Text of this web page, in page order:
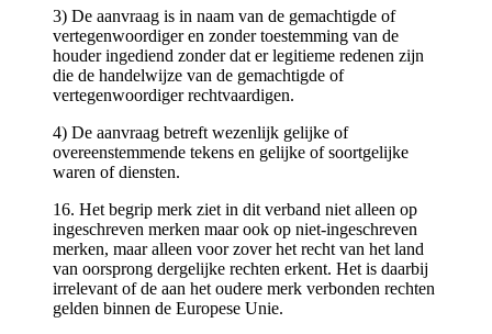
3) De aanvraag is in naam van de gemachtigde of
vertegenwoordiger en zonder toestemming van de
houder ingediend zonder dat er legitieme redenen zijn
die de handelwijze van de gemachtigde of
vertegenwoordiger rechtvaardigen.
4) De aanvraag betreft wezenlijk gelijke of
overeenstemmende tekens en gelijke of soortgelijke
waren of diensten.
16. Het begrip merk ziet in dit verband niet alleen op
ingeschreven merken maar ook op niet-ingeschreven
merken, maar alleen voor zover het recht van het land
van oorsprong dergelijke rechten erkent. Het is daarbij
irrelevant of de aan het oudere merk verbonden rechten
gelden binnen de Europese Unie.